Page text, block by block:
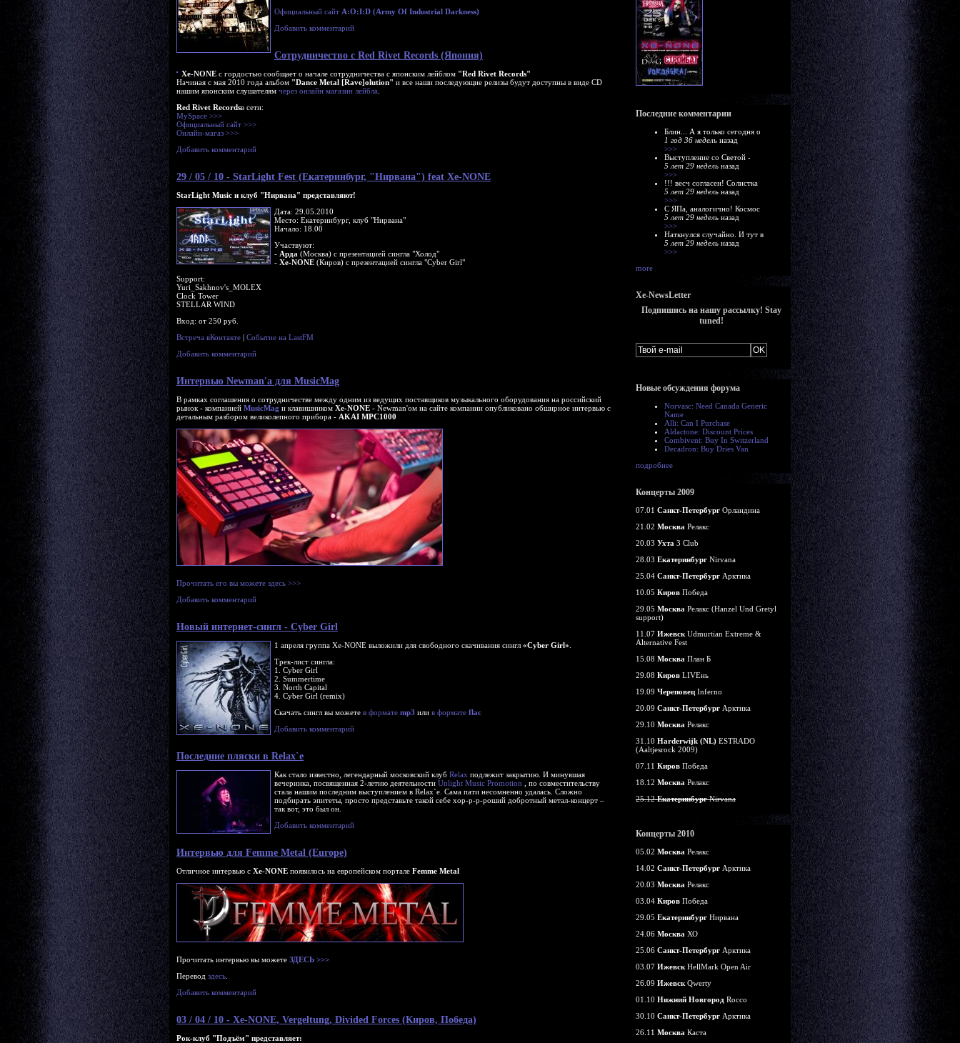
Официальный сайт A:O:I:D (Army Of Industrial Darkness)
Добавить комментарий
Сотрудничество с Red Rivet Records (Япония)
Xe-NONE с гордостью сообщает о начале сотрудничества с японским лейблом "Red Rivet Records"
Начиная с мая 2010 года альбом "Dance Metal [Rave]olution" и все наши последующие релизы будут доступны в виде CD
нашим японским слушателям через онлайн магазин лейбла
Red Rivet Recordsв сети:
MySpace >>>
Официальный сайт >>>
Онлайн-магаз >>>
Добавить комментарий
29 / 05 / 10 - StarLight Fest (Екатеринбург, "Нирвана") feat Xe-NONE
StarLight Music и клуб "Нирвана" представляют!
Дата: 29.05.2010
Место: Екатеринбург, клуб "Нирвана"
Начало: 18.00
Участвуют:
- Арда (Москва) с презентацией сингла "Холод"
- Xe-NONE (Киров) с презентацией сингла "Cyber Girl"
Support:
Yuri_Sakhnov's_MOLEX
Clock Tower
STELLAR WIND
Вход: от 250 руб.
Встреча вКонтакте | Событие на LastFM
Добавить комментарий
Интервью Newman'a для MusicMag
В рамках соглашения о сотрудничестве между одним из ведущих поставщиков музыкального оборудования на российский
рынок - компанией MusicMag и клавишником Xe-NONE - Newman'ом на сайте компании опубликовано обширное интервью с
детальным разбором великолепного прибора - AKAI MPC1000
Прочитать его вы можете здесь >>>
Добавить комментарий
Новый интернет-сингл - Cyber Girl
1 апреля группа Xe-NONE выложили для свободного скачивания сингл «Cyber Girl»
Трек-лист сингла:
1. Cyber Girl
2. Summertime
3. North Capital
4. Cyber Girl (remix)
Скачать сингл вы можете в формате mp3 или в формате flac
Добавить комментарий
Последние пляски в Relax`е
Как стало известно, легендарный московский клуб Relax подлежит закрытию. И минувшая
вечеринка, посвященная 2-летию деятельности Unlight Music Promotion
, по совместительству
стала нашим последним выступлением в Relax`e. Сама пати несомненно удалась. Сложно
подбирать эпитеты, просто представьте такой себе хор-р-р-роший добротный метал-концерт –
так вот, это был он.
Добавить комментарий
Интервью для Femme Metal (Europe)
Отличное интервью с Xe-NONE появилось на европейском портале Femme Metal
Прочитать интервью вы можете ЗДЕСЬ >>>
Перевод здесь
Добавить комментарий
03 / 04 / 10 - Xe-NONE, Vergeltung, Divided Forces (Киров, Победа)
Рок-клуб "Подъём" представляет:
Последние комментарии
Блин... А я только сегодня о
1 год 36 недель назад
>>>
Выступление со Светой -
5 лет 29 недель назад
>>>
!!! весч согласен! Солистка
5 лет 29 недель назад
>>>
С ЯПа, аналогично! Космос
5 лет 29 недель назад
>>>
Наткнулся случайно. И тут в
5 лет 29 недель назад
>>>
more
Xe-NewsLetter
Подпишись на нашу рассылку! Stay
tuned!
Новые обсуждения форума
Norvasc: Need Canada Generic
Name
Alli: Can I Purchase
Aldactone: Discount Prices
Combivent: Buy In Switzerland
Decadron: Buy Dries Van
подробнее
Концерты 2009
07.01 Санкт-Петербург Орландина
21.02 Москва Релакс
20.03 Ухта 3 Club
28.03 Екатеринбург Nirvana
25.04 Санкт-Петербург Арктика
10.05 Киров Победа
29.05 Москва Релакс (Hanzel Und Gretyl
support)
11.07 Ижевск Udmurtian Extreme &
Alternative Fest
15.08 Москва План Б
29.08 Киров LIVEнь
19.09 Череповец Inferno
20.09 Санкт-Петербург Арктика
29.10 Москва Релакс
31.10 Harderwijk (NL) ESTRADO
(Aaltjesrock 2009)
07.11 Киров Победа
18.12 Москва Релакс
25.12ЕкатеринбургNirvana
Концерты 2010
05.02 Москва Релакс
14.02 Санкт-Петербург Арктика
20.03 Москва Релакс
03.04 Киров Победа
29.05 Екатеринбург Нирвана
24.06 Москва ХО
25.06 Санкт-Петербург Арктика
03.07 Ижевск HellMark Open Air
26.09 Ижевск Qwerty
01.10 Нижний Новгород Rocco
30.10 Санкт-Петербург Арктика
26.11 Москва Каста